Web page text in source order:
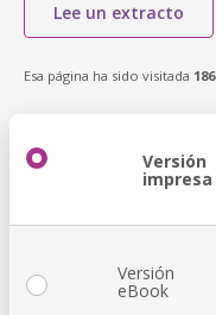
Lee un extracto
Esa página ha sido visitada
Versión
impresa
Versión
eBook